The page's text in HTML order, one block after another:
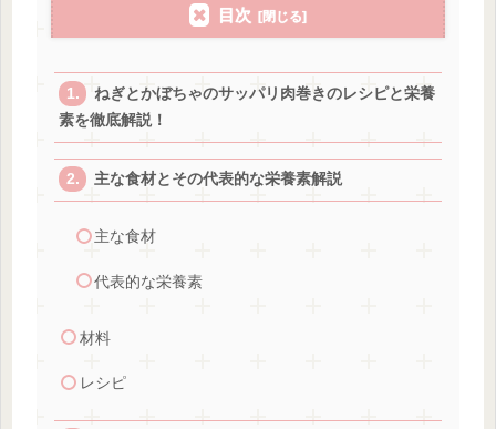
目次
ねぎとかぼちゃのサッパリ肉巻きのレシピと栄養
素を徹底解説！
主な食材とその代表的な栄養素解説
主な食材
代表的な栄養素
材料
レシピ